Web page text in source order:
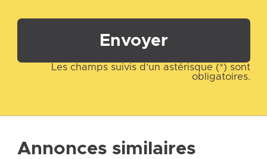
Envoyer
Les champs suivis d’un astérisque (*) sont
obligatoires.
Annonces similaires